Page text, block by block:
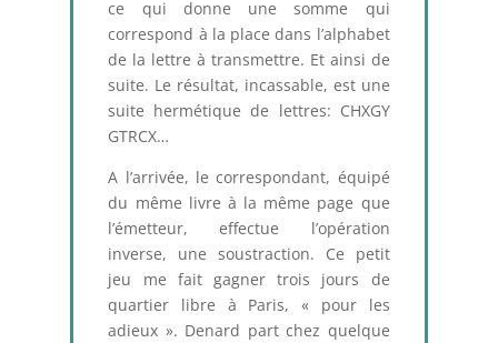
ce qui donne une somme qui
correspond à la place dans l’alphabet
de la lettre à transmettre. Et ainsi de
suite. Le résultat, incassable, est une
suite hermétique de lettres: CHXGY
GTRCX…
A l’arrivée, le correspondant, équipé
du même livre à la même page que
l’émetteur, effectue l’opération
inverse, une soustraction. Ce petit
jeu me fait gagner trois jours de
quartier libre à Paris, « pour les
adieux ». Denard part chez quelque